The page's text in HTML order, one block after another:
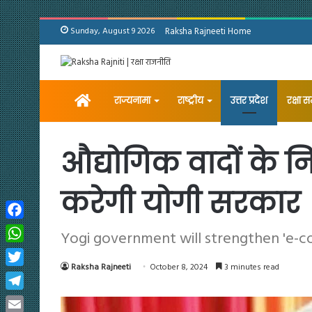
Sunday, August 9 2026 Raksha Rajneeti Home
Homeराज्यनामा राष्ट्रीय उत्तर प्रदेश रक्षा
औद्योगिक वादों के
करेगी योगी सरकार
Yogi government will strengthen 'e-
Raksha Rajneeti October 8, 2024 3 minutes read
Facebook
WhatsApp
Twitter
Telegram